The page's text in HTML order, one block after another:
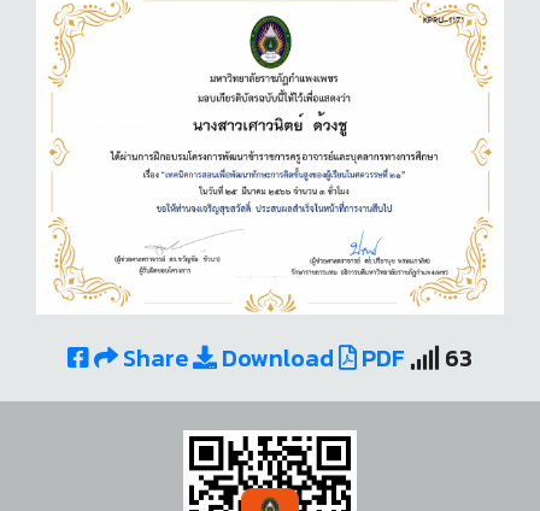
Share Download PDF 63